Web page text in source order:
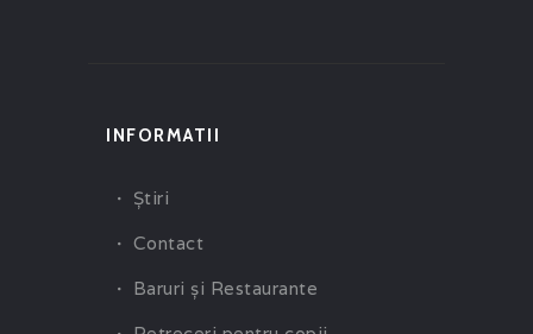
INFORMATII
Ştiri
Contact
Baruri şi Restaurante